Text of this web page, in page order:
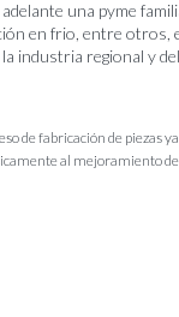
una pyme
en frio, entre otros,
industria regional y
de fabricación de piezas
al mejoramiento